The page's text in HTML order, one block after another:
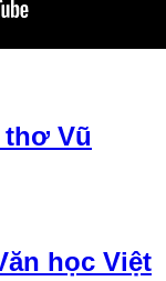
Vũ
học Việt